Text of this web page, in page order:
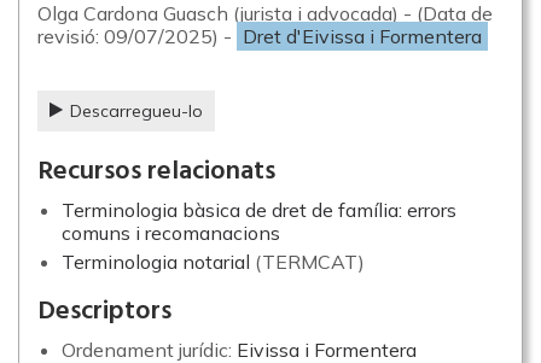
Olga Cardona Guasch (jurista i advocada) - (Data de
revisió: 09/07/2025) - Dret d'Eivissa i Formentera
Descarregueu-lo
Recursos relacionats
Terminologia bàsica de dret de família: errors
comuns i recomanacions
Terminologia notarial (TERMCAT)
Descriptors
Ordenament jurídic: Eivissa i Formentera